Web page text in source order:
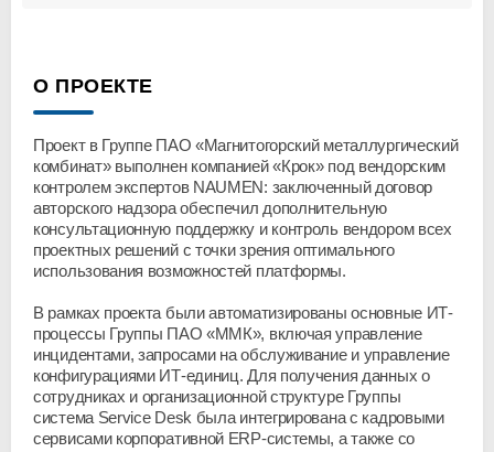
О ПРОЕКТЕ
Проект в Группе ПАО «Магнитогорский металлургический
комбинат» выполнен компанией «Крок» под вендорским
контролем экспертов NAUMEN: заключенный договор
авторского надзора обеспечил дополнительную
консультационную поддержку и контроль вендором всех
проектных решений с точки зрения оптимального
использования возможностей платформы.
В рамках проекта были автоматизированы основные ИТ-
процессы Группы ПАО «ММК», включая управление
инцидентами, запросами на обслуживание и управление
конфигурациями ИТ-единиц. Для получения данных о
сотрудниках и организационной структуре Группы
система Service Desk была интегрирована с кадровыми
сервисами корпоративной ERP-системы, а также со